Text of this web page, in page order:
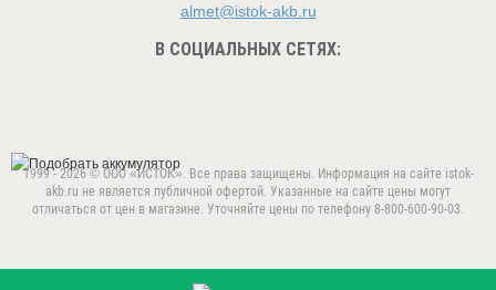
almet@istok-akb.ru
В СОЦИАЛЬНЫХ СЕТЯХ:
1999 - 2026 © ООО «ИСТОК». Все права защищены. Информация на сайте istok-
akb.ru не является публичной офертой. Указанные на сайте цены могут
отличаться от цен в магазине. Уточняйте цены по телефону 8-800-600-90-03.